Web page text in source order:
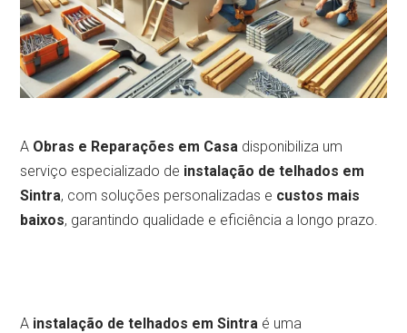
A Obras e Reparações em Casa disponibiliza um
serviço especializado de instalação de telhados em
Sintra, com soluções personalizadas e custos mais
baixos, garantindo qualidade e eficiência a longo prazo.
A instalação de telhados em Sintra é uma